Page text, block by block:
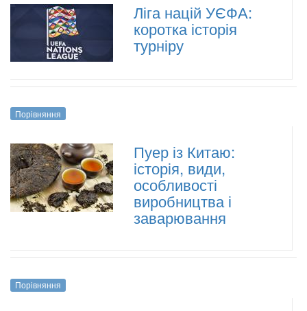
Ліга націй УЄФА:
коротка історія
турніру
Порівняння
Пуер із Китаю:
історія, види,
особливості
виробництва і
заварювання
Порівняння